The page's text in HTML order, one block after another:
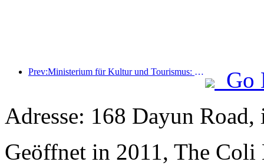
Prev:Ministerium für Kultur und Tourismus: Fokus auf Angebot und Nachfrage zur Steuerung von Kultur- und Tourismuskonsumaktivitäten sowie Reisen.
Go
Adresse: 168 Dayun
Geöffnet in 2011, The Coli